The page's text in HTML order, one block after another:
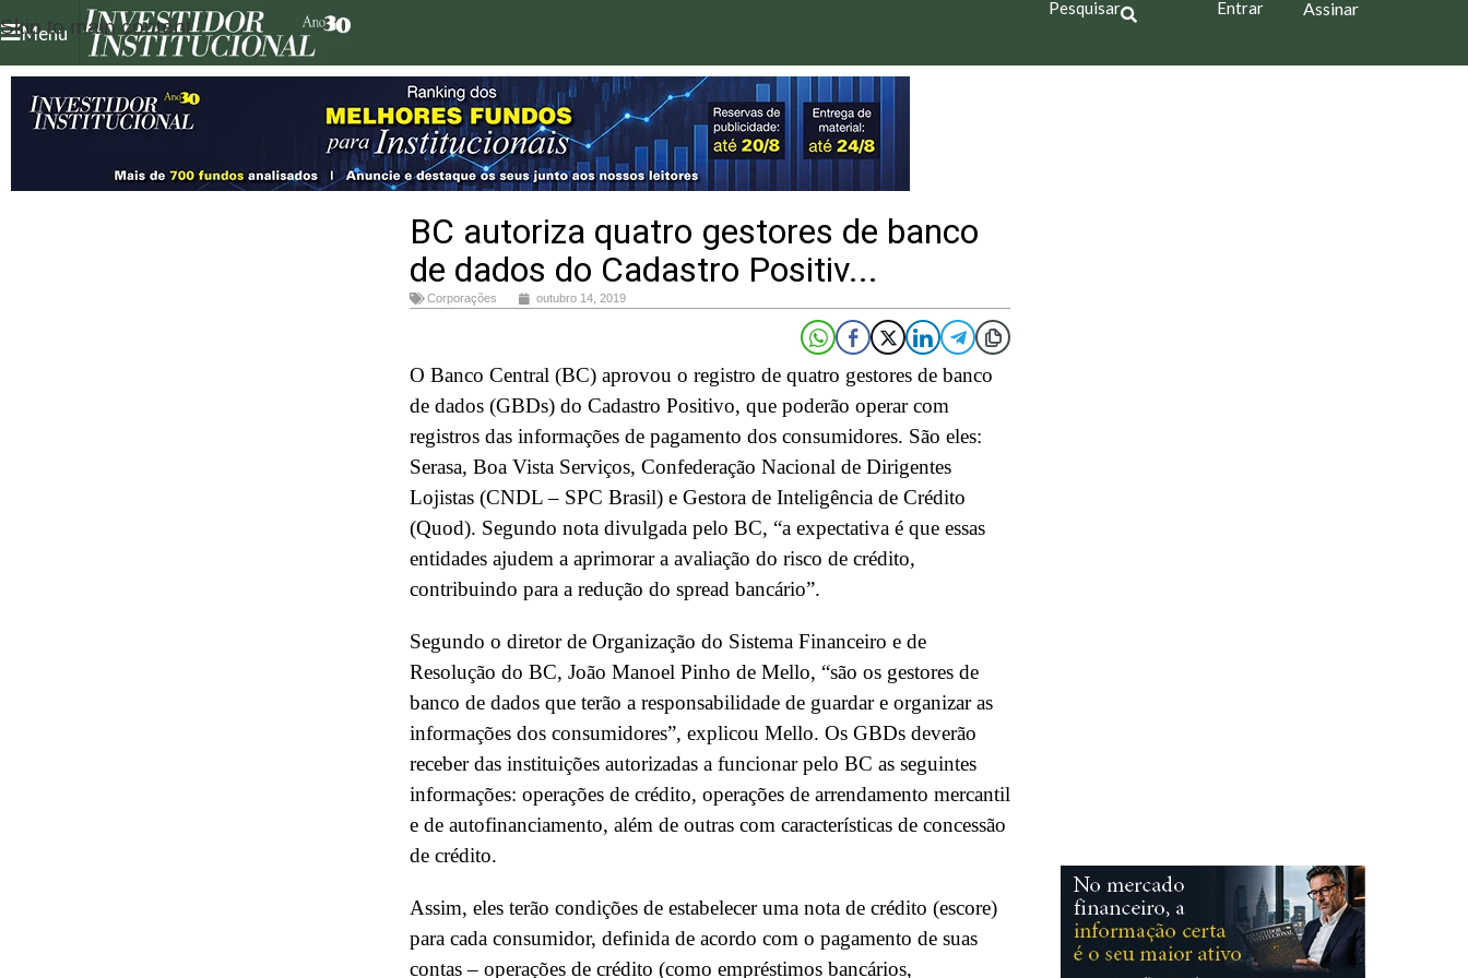
Skip to main content
Menu
Pesquisar Entrar Assinar
BC autoriza quatro gestores de banco
de dados do Cadastro Positiv...
Corporações outubro 14, 2019
O Banco Central (BC) aprovou o registro de quatro gestores de banco
de dados (GBDs) do Cadastro Positivo, que poderão operar com
registros das informações de pagamento dos consumidores. São eles:
Serasa, Boa Vista Serviços, Confederação Nacional de Dirigentes
Lojistas (CNDL – SPC Brasil) e Gestora de Inteligência de Crédito
(Quod). Segundo nota divulgada pelo BC, “a expectativa é que essas
entidades ajudem a aprimorar a avaliação do risco de crédito,
contribuindo para a redução do spread bancário”.
Segundo o diretor de Organização do Sistema Financeiro e de
Resolução do BC, João Manoel Pinho de Mello, “são os gestores de
banco de dados que terão a responsabilidade de guardar e organizar as
informações dos consumidores”, explicou Mello. Os GBDs deverão
receber das instituições autorizadas a funcionar pelo BC as seguintes
informações: operações de crédito, operações de arrendamento mercantil
e de autofinanciamento, além de outras com características de concessão
de crédito.
Assim, eles terão condições de estabelecer uma nota de crédito (escore)
para cada consumidor, definida de acordo com o pagamento de suas
contas – operações de crédito (como empréstimos bancários,